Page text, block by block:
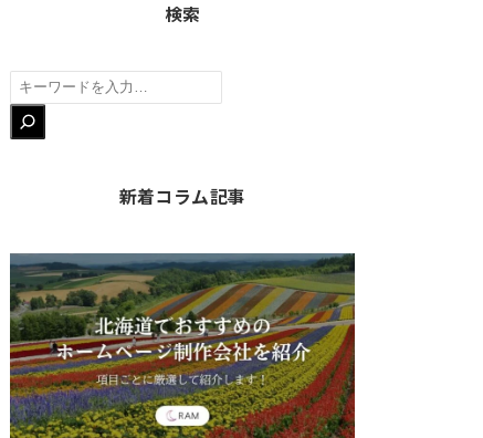
検索
検
索
新着コラム記事